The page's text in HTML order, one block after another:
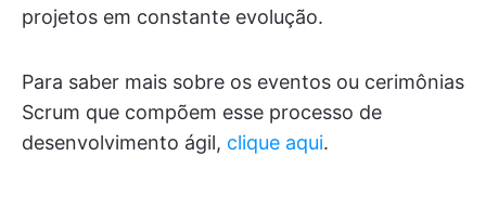
projetos em constante evolução.
Para saber mais sobre os eventos ou cerimônias
Scrum que compõem esse processo de
desenvolvimento ágil, clique aqui.